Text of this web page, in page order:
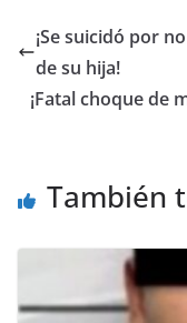
¡Se suicidó por
de su hija!
¡Fatal choque de
También